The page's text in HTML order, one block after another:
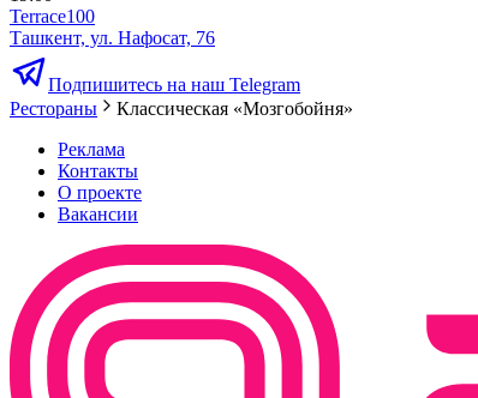
Terrace100
Ташкент, ул. Нафосат, 76
Подпишитесь на наш Telegram
Рестораны
Классическая «Мозгобойня»
Реклама
Контакты
О проекте
Вакансии